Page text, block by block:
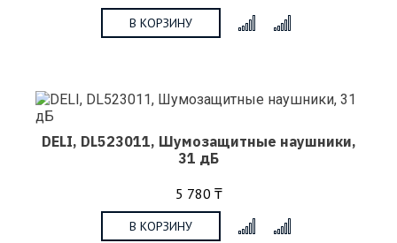
В КОРЗИНУ
DELI, DL523011, Шумозащитные наушники,
31 дБ
5 780 ₸
В КОРЗИНУ